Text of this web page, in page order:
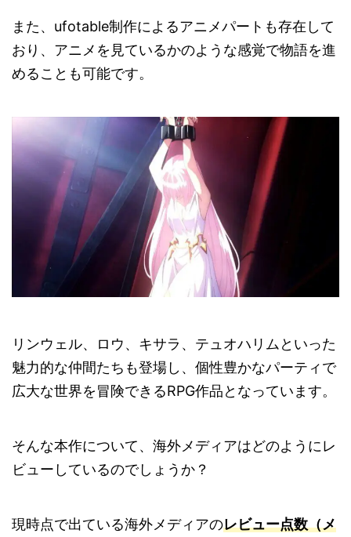
また、ufotable制作によるアニメパートも存在して
おり、アニメを見ているかのような感覚で物語を進
めることも可能です。
リンウェル、ロウ、キサラ、テュオハリムといった
魅力的な仲間たちも登場し、個性豊かなパーティで
広大な世界を冒険できるRPG作品となっています。
そんな本作について、海外メディアはどのようにレ
ビューしているのでしょうか？
現時点で出ている海外メディアのレビュー点数（メ